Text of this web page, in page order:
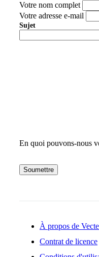
Votre nom complet
Votre adresse e-mail
Sujet
En quoi pouvons-nous
Soumettre
À propos de
Contrat de licence